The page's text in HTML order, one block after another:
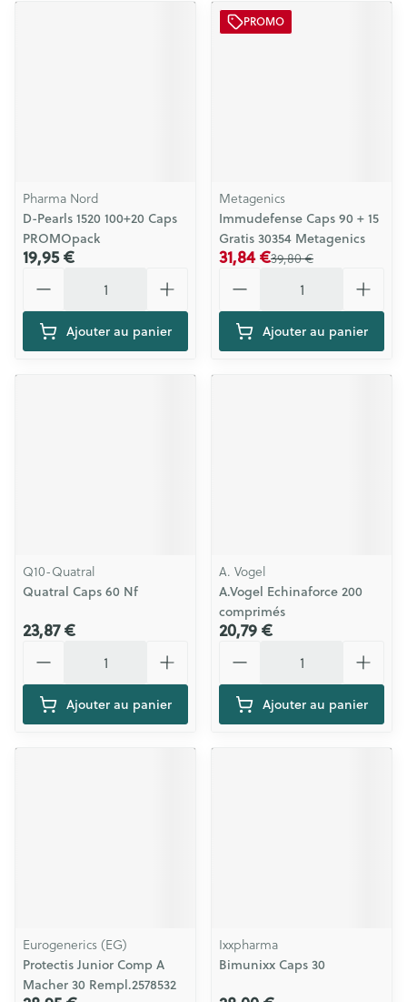
Pharma Nord
D-Pearls 1520 100+20 Caps
PROMOpack
19,95 €
Ajouter au panier
PROMO
Metagenics
Immudefense Caps 90 + 15
Gratis 30354 Metagenics
39,80 €
31,84 €
Ajouter au panier
Q10-Quatral
Quatral Caps 60 Nf
23,87 €
Ajouter au panier
A. Vogel
A.Vogel Echinaforce 200
comprimés
20,79 €
Ajouter au panier
Eurogenerics (EG)
Protectis Junior Comp A
Macher 30 Rempl.2578532
Ixxpharma
Bimunixx Caps 30